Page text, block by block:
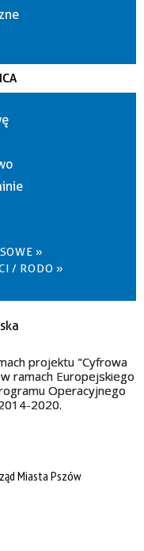
»
/ RODO »
projektu "Cyfrowa
ramach Europejskiego
Operacyjnego
2020.
Miasta Pszów